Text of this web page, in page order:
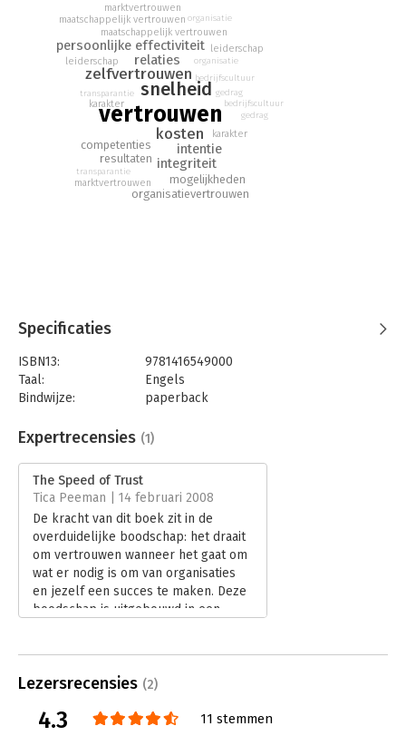
vertrouwen
snelheid
kosten
zelfvertrouwen
relaties
intentie
integriteit
persoonlijke effectiviteit
competenties
mogelijkheden
organisatievertrouwen
resultaten
karakter
transparantie
maatschappelijk vertrouwen
marktvertrouwen
organisatie
bedrijfscultuur
leiderschap
gedrag
karakter
transparantie
maatschappelijk vertrouwen
marktvertrouwen
organisatie
bedrijfscultuur
leiderschap
gedrag
Specificaties
ISBN13:
9781416549000
Taal:
Engels
Bindwijze:
paperback
Uitgever:
The Free Press
Verschijningsdatum:
Hoofdrubriek: Persoonlijke effectiviteit
Expertrecensies (1)
The Speed of Trust
Tica Peeman | 14 februari 2008
De kracht van dit boek zit in de
overduidelijke boodschap: het draait
om vertrouwen wanneer het gaat om
wat er nodig is om van organisaties
en jezelf een succes te maken. Deze
boodschap is uitgebouwd in een
Lezersrecensies (2)
4.3 11 stemmen